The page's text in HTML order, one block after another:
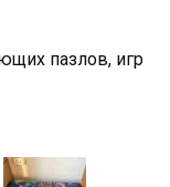
пазлов, игр